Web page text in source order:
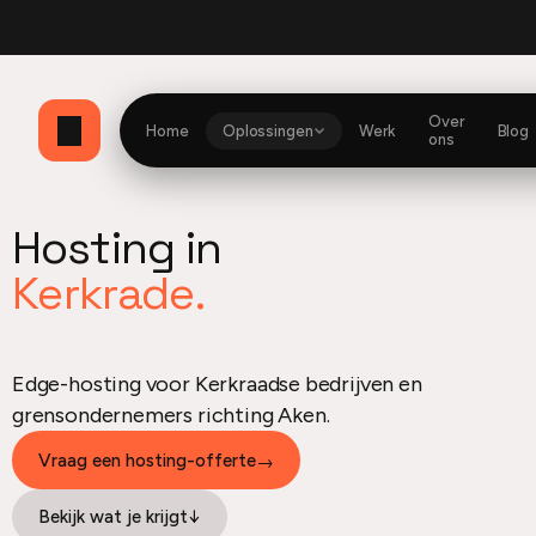
Home Oplossingen Werk
Over
ons
Blog
Hosting in
Kerkrade.
Edge-hosting voor Kerkraadse bedrijven en
grensondernemers richting Aken.
Vraag een hosting-offerte→
Bekijk wat je krijgt↓